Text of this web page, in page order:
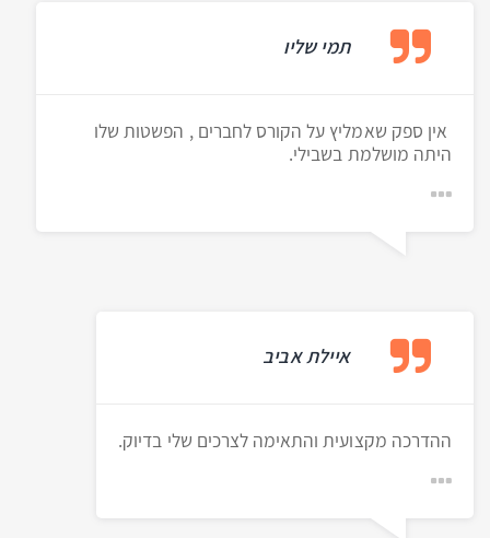
תמי שליו
אין ספק שאמליץ על הקורס לחברים , הפשטות שלו
היתה מושלמת בשבילי.
איילת אביב
ההדרכה מקצועית והתאימה לצרכים שלי בדיוק.